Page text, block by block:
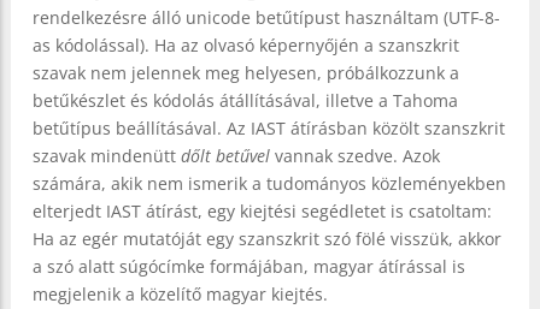
rendelkezésre álló unicode betűtípust használtam (UTF-8-
as kódolással). Ha az olvasó képernyőjén a szanszkrit
szavak nem jelennek meg helyesen, próbálkozzunk a
betűkészlet és kódolás átállításával, illetve a Tahoma
betűtípus beállításával. Az IAST átírásban közölt szanszkrit
szavak mindenütt dőlt betűvel vannak szedve. Azok
számára, akik nem ismerik a tudományos közleményekben
elterjedt IAST átírást, egy kiejtési segédletet is csatoltam:
Ha az egér mutatóját egy szanszkrit szó fölé visszük, akkor
a szó alatt súgócímke formájában, magyar átírással is
megjelenik a közelítő magyar kiejtés.